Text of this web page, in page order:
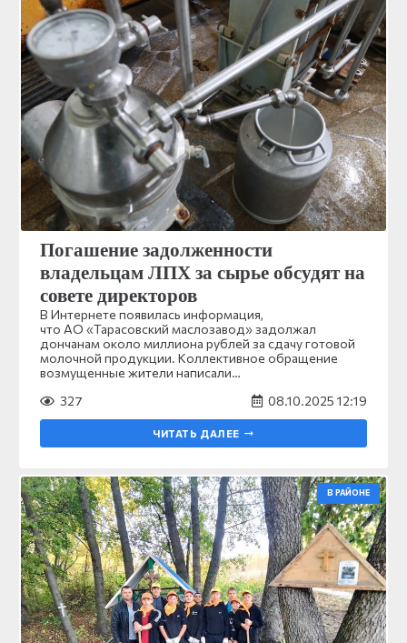
Погашение задолженности
владельцам ЛПХ за сырье обсудят на
совете директоров
В Интернете появилась информация,
что АО «Тарасовский маслозавод» задолжал
дончанам около миллиона рублей за сдачу готовой
молочной продукции. Коллективное обращение
возмущенные жители написали…
327
08.10.2025 12:19
ЧИТАТЬ ДАЛЕЕ
В РАЙОНЕ